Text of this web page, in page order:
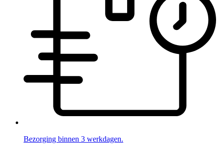
Bezorging binnen 3 werkdagen.